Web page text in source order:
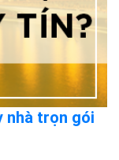
nhà trọn gói